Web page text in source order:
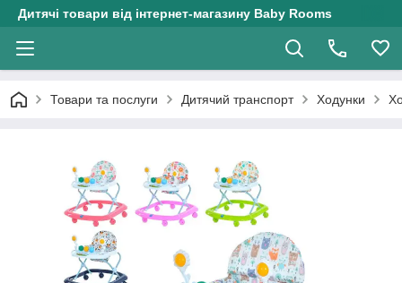
Дитячі товари від інтернет-магазину Baby Rooms
Товари та послуги Дитячий транспорт Ходунки